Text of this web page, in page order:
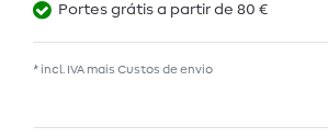
Portes grátis a partir de 80 €
* incl. IVA mais Custos de envio